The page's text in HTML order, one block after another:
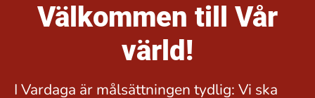
Välkommen till Vår
värld!
I Vardaga är målsättningen tydlig: Vi ska